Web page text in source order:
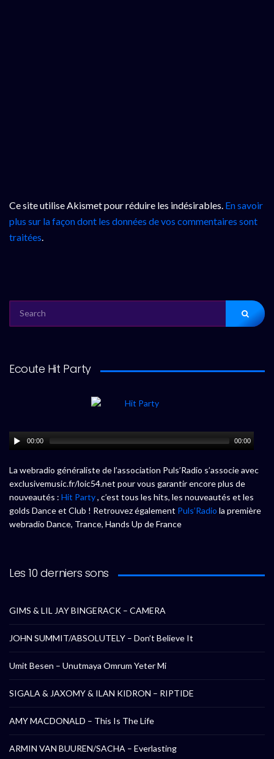
Ce site utilise Akismet pour réduire les indésirables. En savoir
plus sur la façon dont les données de vos commentaires sont
traitées.
FOR:
Ecoute Hit Party
00:00 00:00
La webradio généraliste de l’association Puls’Radio s’associe avec
exclusivemusic.fr/loic54.net pour vous garantir encore plus de
nouveautés : Hit Party, c’est tous les hits, les nouveautés et les
golds Dance et Club ! Retrouvez également Puls’Radio la première
webradio Dance, Trance, Hands Up de France
Les 10 derniers sons
GIMS & LIL JAY BINGERACK – CAMERA
JOHN SUMMIT/ABSOLUTELY – Don’t Believe It
Umit Besen – Unutmaya Omrum Yeter Mi
SIGALA & JAXOMY & ILAN KIDRON – RIPTIDE
AMY MACDONALD – This Is The Life
ARMIN VAN BUUREN/SACHA – Everlasting